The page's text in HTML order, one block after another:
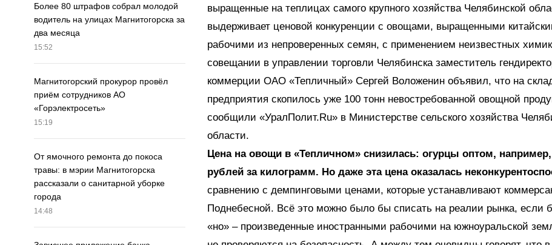
Более 80 штрафов собрал молодой
водитель на улицах Магнитогорска за
два месяца
15:52
Магнитогорский прокурор провёл
приём сотрудников АО
«Горэлектросеть»
15:19
От ямочного ремонта до покоса
травы: в мэрии Магнитогорска
рассказали о санитарной уборке
города
14:48
выращенные на теплицах самого крупного хозяйства Челябинской
выдерживает ценовой конкуренции с овощами, выращенными
рабочими из непроверенных семян, с применением неизвестных
совещании в управлении торговли Челябинска заместитель
коммерции ОАО «Тепличный» Сергей Воложенин объявил, что на
предприятия скопилось уже 100 тонн невостребованной овощной
сообщили «УралПолит.Ru» в Министерстве сельского хозяйства
области.
Цена на овощи в «Тепличном» снизилась: огурцы оптом, например,
рублей за килограмм. Но даже эта цена оказалась
сравнению с демпинговыми ценами, которые устанавливают
Поднебесной. Всё это можно было бы списать на реалии рынка, если
«но» – произведенные иностранными рабочими на южноуральской